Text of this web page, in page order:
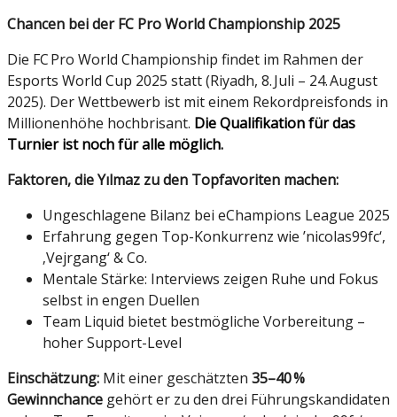
Chancen bei der FC Pro World Championship 2025
Die FC Pro World Championship findet im Rahmen der
Esports World Cup 2025 statt (Riyadh, 8. Juli – 24. August
2025). Der Wettbewerb ist mit einem Rekordpreisfonds in
Millionenhöhe hochbrisant. Die Qualifikation für das
Turnier ist noch für alle möglich.
Faktoren, die Yılmaz zu den Topfavoriten machen:
Ungeschlagene Bilanz bei eChampions League 2025
Erfahrung gegen Top-Konkurrenz wie ’nicolas99fc‘,
‚Vejrgang‘ & Co.
Mentale Stärke: Interviews zeigen Ruhe und Fokus
selbst in engen Duellen
Team Liquid bietet bestmögliche Vorbereitung –
hoher Support-Level
Einschätzung: Mit einer geschätzten 35–40 %
Gewinnchance gehört er zu den drei Führungskandidaten